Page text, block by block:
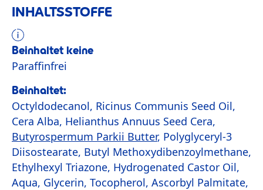
INHALTSSTOFFE
Beinhaltet keine
Paraffinfrei
Beinhaltet:
Octyldodecanol, Ricinus Communis Seed Oil,
Cera Alba, Helianthus Annuus Seed Cera,
Butyrospermum Parkii Butter, Polyglyceryl-3
Diisostearate, Butyl Methoxydibenzoylmethane,
Ethylhexyl Triazone, Hydrogenated Castor Oil,
Aqua, Glycerin, Tocopherol, Ascorbyl Palmitate,